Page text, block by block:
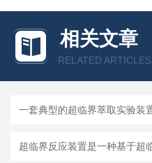
相关文章
RELATED ARTICLES